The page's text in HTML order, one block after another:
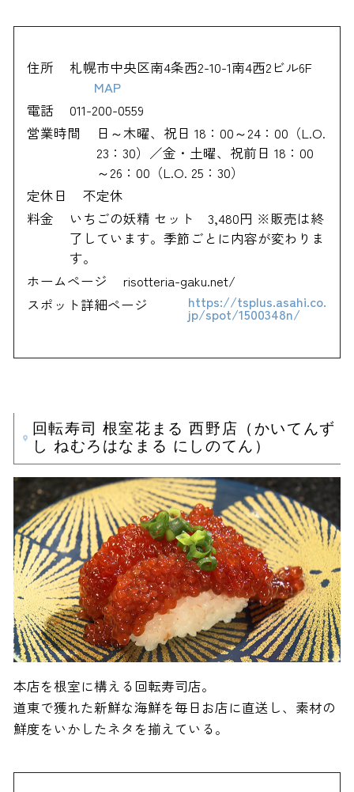
住所
札幌市中央区南4条西2-10-1南4西2ビル6F
MAP
電話
011-200-0559
営業時間
日～木曜、祝日 18：00～24：00（L.O.
23：30）／金・土曜、祝前日 18：00
～26：00（L.O. 25：30）
定休日
不定休
料金
いちごの妖精 セット 3,480円 ※販売は終
了しています。季節ごとに内容が変わりま
す。
ホームページ
risotteria-gaku.net/
スポット詳細ページ
https://tsplus.asahi.co.
jp/spot/1500348n/
回転寿司 根室花まる 西野店（かいてんず
し ねむろはなまる にしのてん）
本店を根室に構える回転寿司店。
道東で獲れた新鮮な海鮮を毎日お店に直送し、素材の
鮮度をいかしたネタを揃えている。